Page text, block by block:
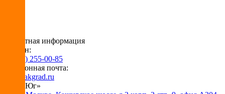
Контактная информация
Телефон:
+7 (495) 255-00-85
Электронная почта:
info@pakgrad.ru
Офис «Юг»